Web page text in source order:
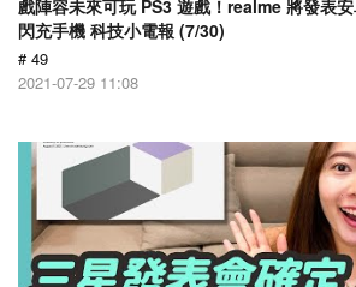
戲陣容未來可玩 PS3 遊戲！realme 將發表
閃充手機 科技小電報 (7/30)
# 49
2021-07-29 11:08